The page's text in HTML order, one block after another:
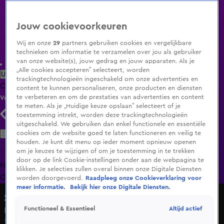
Uitzending Gemist Populaire programma's Zenders Genres
ClipsFilmsRadioSmart TV inlogShop
Volg KIJK
Zoeken
HomeUitzending Gemist Programma's De Bondgenoten
OranjezomerLivestreamsShop
Shownieuws
Kritiek op interview Max Verstappen
18 dec 2024, 19:38
Jouw cookievoorkeuren
Wij en onze29 partners gebruiken cookies en vergelijkbare
technieken om informatie te verzamelen over jou als gebruiker
van onze website(s), jouw gedrag en jouw apparaten. Als je
„Alle cookies accepteren” selecteert, worden
trackingtechnologieën ingeschakeld om onze advertenties en
content te kunnen personaliseren, onze producten en diensten
te verbeteren en om de prestaties van advertenties en content
te meten. Als je „Huidige keuze opslaan” selecteert of je
toestemming intrekt, worden deze trackingtechnologieën
uitgeschakeld. We gebruiken dan enkel functionele en essentiële
cookies om de website goed te laten functioneren en veilig te
houden. Je kunt dit menu op ieder moment opnieuw openen
om je keuzes te wijzigen of om je toestemming in te trekken
door op de link Cookie-instellingen onder aan de webpagina te
klikken. Je selecties zullen overal binnen onze Digitale Diensten
worden doorgevoerd.
Raadpleeg onze Cookieverklaring voor
meer informatie.
Bekijk hier onze Digitale Diensten.
Functioneel & Essentieel Altijd actief